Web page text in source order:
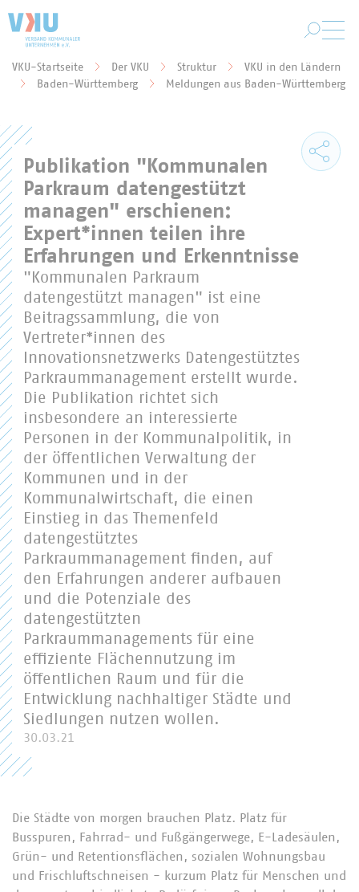
Sie befinden sich hier:
VKU-Startseite Der VKU Struktur
VKU in den Ländern
Baden-Württemberg
Meldungen aus Baden-Württemberg
Publikation "Kommunalen
Parkraum datengestützt
managen" erschienen:
Expert*innen teilen ihre
Erfahrungen und Erkenntnisse
"Kommunalen Parkraum
datengestützt managen" ist eine
Beitragssammlung, die von
Vertreter*innen des
Innovationsnetzwerks Datengestütztes
Parkraummanagement erstellt wurde.
Die Publikation richtet sich
insbesondere an interessierte
Personen in der Kommunalpolitik, in
der öffentlichen Verwaltung der
Kommunen und in der
Kommunalwirtschaft, die einen
Einstieg in das Themenfeld
datengestütztes
Parkraummanagement finden, auf
den Erfahrungen anderer aufbauen
und die Potenziale des
datengestützten
Parkraummanagements für eine
effiziente Flächennutzung im
öffentlichen Raum und für die
Entwicklung nachhaltiger Städte und
Siedlungen nutzen wollen.
30.03.21
Die Städte von morgen brauchen Platz. Platz für
Busspuren, Fahrrad- und Fußgängerwege, E-Ladesäulen,
Grün- und Retentionsflächen, sozialen Wohnungsbau
und Frischluftschneisen - kurzum Platz für Menschen und